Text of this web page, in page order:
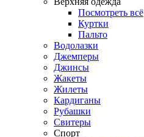
Посмотреть всё
Куртки
Пальто
Водолазки
Джемперы
Джинсы
Жакеты
Жилеты
Кардиганы
Рубашки
Свитеры
Спорт